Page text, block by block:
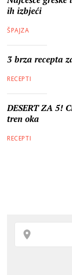
ih izbjeći
ŠPAJZA
3 brza recepta
RECEPTI
DESERT ZA 5!
tren oka
RECEPTI